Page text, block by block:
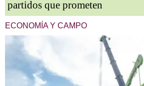
partidos que prometen
ECONOMÍA Y CAMPO